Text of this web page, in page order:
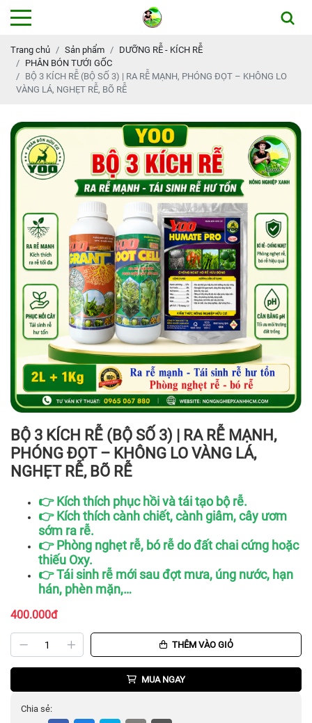
Trang chủ Sản phẩm
DƯỠNG RỄ - KÍCH RỄ
PHÂN BÓN TƯỚI GỐC
BỘ 3 KÍCH RỄ (BỘ SỐ 3) | RA RỄ MẠNH, PHÓNG ĐỌT – KHÔNG LO
VÀNG LÁ, NGHẸT RỄ, BÕ RỄ
BỘ 3 KÍCH RỄ (BỘ SỐ 3) | RA RỄ MẠNH,
PHÓNG ĐỌT – KHÔNG LO VÀNG LÁ,
NGHẸT RỄ, BÕ RỄ
👉 Kích thích phục hồi và tái tạo bộ rễ.
👉 Kích thích cành chiết, cành giâm, cây ươm
sớm ra rễ.
👉 Phòng nghẹt rễ, bó rễ do đất chai cứng hoặc
thiếu Oxy.
👉 Tái sinh rễ mới sau đợt mưa, úng nước, hạn
hán, phèn mặn,…
400.000đ
THÊM VÀO GIỎ
MUA NGAY
Chia sẻ: